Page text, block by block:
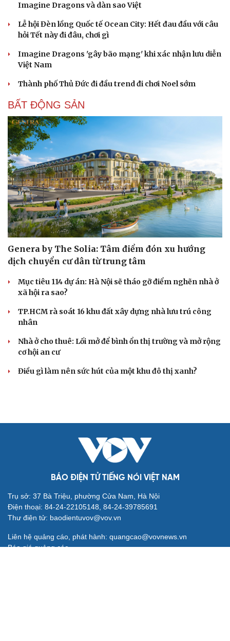
Imagine Dragons và dàn sao Việt
Lễ hội Đèn lồng Quốc tế Ocean City: Hết đau đầu với câu
hỏi Tết này đi đâu, chơi gì
Imagine Dragons 'gây bão mạng' khi xác nhận lưu diễn
Việt Nam
Thành phố Thủ Đức đi đầu trend đi chơi Noel sớm
BẤT ĐỘNG SẢN
Genera by The Solia: Tâm điểm đón xu hướng
dịch chuyển cư dân từ trung tâm
Mục tiêu 114 dự án: Hà Nội sẽ tháo gỡ điểm nghẽn nhà ở
xã hội ra sao?
TP.HCM rà soát 16 khu đất xây dựng nhà lưu trú công
nhân
Nhà ở cho thuê: Lối mở để bình ổn thị trường và mở rộng
cơ hội an cư
Điều gì làm nên sức hút của một khu đô thị xanh?
BÁO ĐIỆN TỬ TIẾNG NÓI VIỆT NAM
Trụ sở: 37 Bà Triệu, phường Cửa Nam, Hà Nội
Điện thoại: 84-24-22105148, 84-24-39785691
Thư điện tử: baodientuvov@vov.vn
Liên hệ quảng cáo, phát hành: quangcao@vovnews.vn
Báo giá quảng cáo